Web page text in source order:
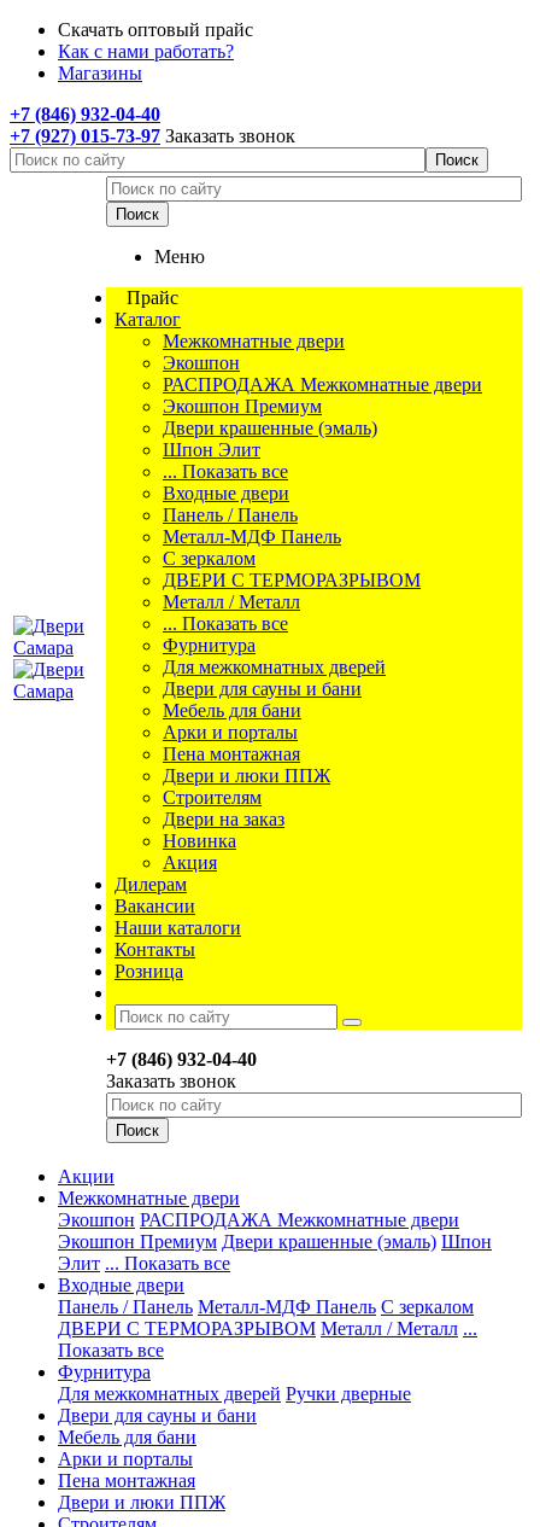
Скачать оптовый прайс
Как с нами работать?
Магазины
+7 (846) 932-04-40
+7 (927) 015-73-97 Заказать звонок
Меню
Прайс
Каталог
Межкомнатные двери
Экошпон
РАСПРОДАЖА Межкомнатные двери
Экошпон Премиум
Двери крашенные (эмаль)
Шпон Элит
... Показать все
Входные двери
Панель / Панель
Металл-МДФ Панель
С зеркалом
ДВЕРИ С ТЕРМОРАЗРЫВОМ
Металл / Металл
... Показать все
Фурнитура
Для межкомнатных дверей
Двери для сауны и бани
Мебель для бани
Арки и порталы
Пена монтажная
Двери и люки ППЖ
Строителям
Двери на заказ
Новинка
Акция
Дилерам
Вакансии
Наши каталоги
Контакты
Розница
+7 (846) 932-04-40
Заказать звонок
Акции
Межкомнатные двери
Экошпон РАСПРОДАЖА Межкомнатные двери
Экошпон Премиум Двери крашенные (эмаль) Шпон
Элит ... Показать все
Входные двери
Панель / Панель Металл-МДФ Панель С зеркалом
ДВЕРИ С ТЕРМОРАЗРЫВОМ Металл / Металл ...
Показать все
Фурнитура
Для межкомнатных дверей Ручки дверные
Двери для сауны и бани
Мебель для бани
Арки и порталы
Пена монтажная
Двери и люки ППЖ